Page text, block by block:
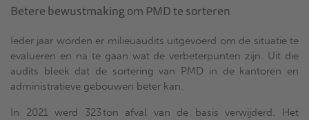
Betere bewustmaking om PMD te sorteren
Ieder jaar worden er milieuaudits uitgevoerd om de situatie te
evalueren en na te gaan wat de verbeterpunten zijn. Uit die
audits bleek dat de sortering van PMD in de kantoren en
administratieve gebouwen beter kan.
In 2021 werd 323 ton afval van de basis verwijderd. Het